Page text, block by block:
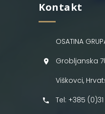
Kontakt
OSATINA
Grobljanska
Viškovci,
Tel: +385